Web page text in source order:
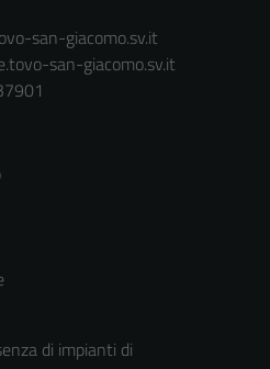
san-giacomo.sv.it
san-giacomo.sv.it
di impianti di
essere
disabilitati.